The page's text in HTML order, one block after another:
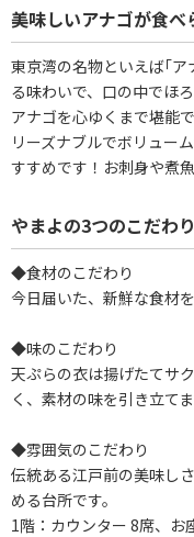
美味しいアナゴが食べ
東京湾の名物といえば｢
る味わいで、口の中でほ
アナゴを心ゆくまで堪能で
リーズナブルでボリュー
すすめです！お刺身や煮魚
やまよの3つのこだわり
◆食材のこだわり
今日届いた、新鮮な食材
◆味のこだわり
天ぷらの衣は揚げたてサ
く、素材の味を引き立てま
◆雰囲気のこだわり
伝統ある江戸前の美味し
める台所です。
1階：カウンター 8席、